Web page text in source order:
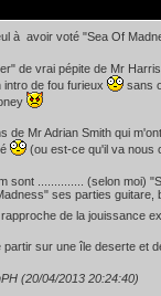
à avoir voté "Sea Of
de vrai pépite de Mr
de fou furieux
sans
de Mr Adrian Smith qui
(ou est-ce qu'il va nous
sont .............. (selon moi)
ses parties
de la jouissance
partir sur une île deserte et
(20/04/2013 20:24:40)